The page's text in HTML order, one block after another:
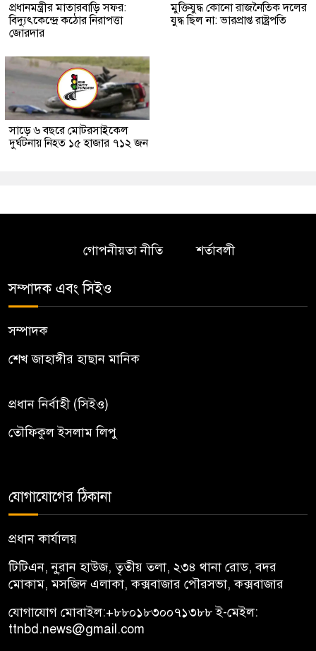
প্রধানমন্ত্রীর মাতারবাড়ি সফর:
বিদ্যুৎকেন্দ্রে কঠোর নিরাপত্তা
জোরদার
মুক্তিযুদ্ধ কোনো রাজনৈতিক দলের
যুদ্ধ ছিল না: ভারপ্রাপ্ত রাষ্ট্রপতি
সাড়ে ৬ বছরে মোটরসাইকেল
দুর্ঘটনায় নিহত ১৫ হাজার ৭১২ জন
গোপনীয়তা নীতি শর্তাবলী
সম্পাদক এবং সিইও
সম্পাদক
শেখ জাহাঙ্গীর হাছান মানিক
প্রধান নির্বাহী (সিইও)
তৌফিকুল ইসলাম লিপু
যোগাযোগের ঠিকানা
প্রধান কার্যালয়
টিটিএন, নু্রান হাউজ, তৃতীয় তলা, ২৩৪ থানা রোড, বদর
মোকাম, মসজিদ এলাকা, কক্সবাজার পৌরসভা, কক্সবাজার
যোগাযোগ মোবাইল:+৮৮০১৮৩০০৭১৩৮৮ই-মেইল:
ttnbd.news@gmail.com